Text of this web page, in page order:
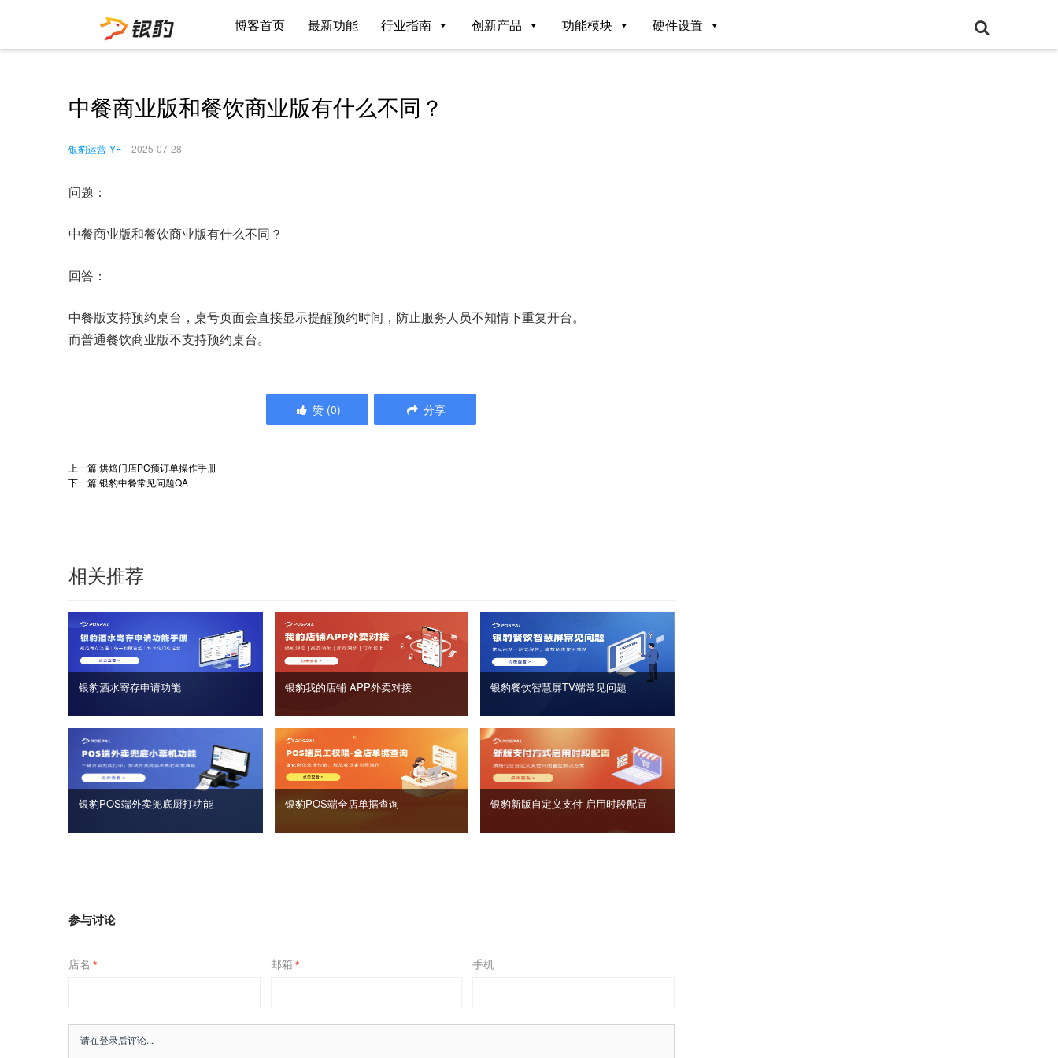
博客首页 最新功能 行业指南 创新产品 功能模块 硬件设置
中餐商业版和餐饮商业版有什么不同？
银豹运营-YF 2025-07-28
问题：
中餐商业版和餐饮商业版有什么不同？
回答：
中餐版支持预约桌台，桌号页面会直接显示提醒预约时间，防止服务人员不知情下重复开台。
而普通餐饮商业版不支持预约桌台。
赞 (0) 分享
上一篇烘焙门店PC预订单操作手册
下一篇银豹中餐常见问题QA
相关推荐
银豹酒水寄存申请功能 银豹我的店铺 APP外卖对接 银豹餐饮智慧屏TV端常见问题
银豹POS端外卖兜底厨打功能 银豹POS端全店单据查询 银豹新版自定义支付‑启用时段配置
参与讨论
店名 * 邮箱 * 手机